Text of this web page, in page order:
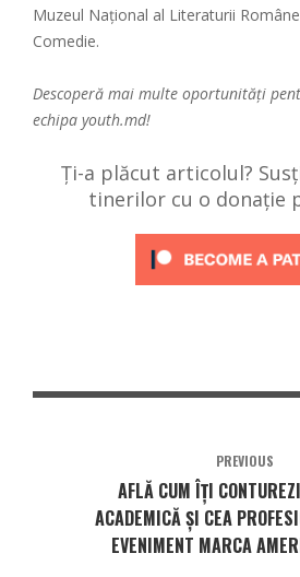
Muzeul Național al Literaturii
Comedie.
Descoperă mai multe oportunități
echipa youth.md!
Ți-a plăcut articolul?
tinerilor cu o donație
PREVIOUS
AFLĂ CUM ÎȚI
ACADEMICĂ ȘI CEA
EVENIMENT MARCA